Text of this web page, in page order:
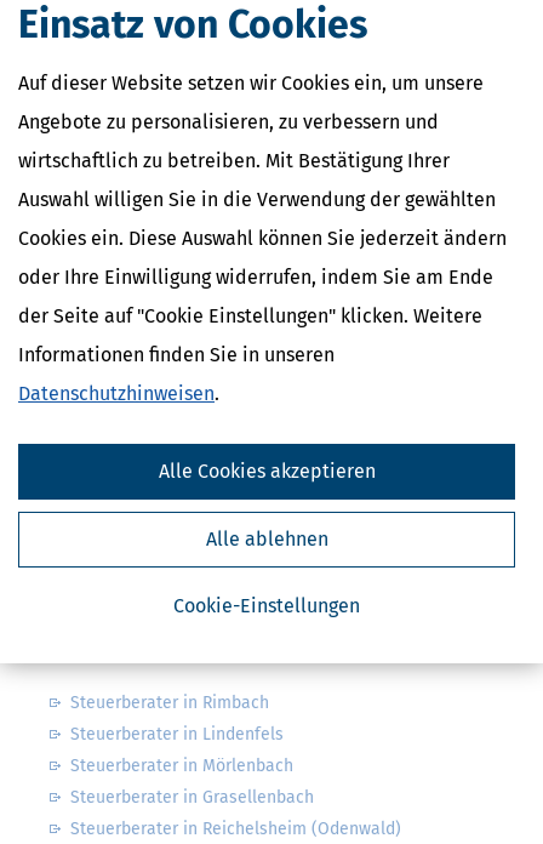
Einsatz von Cookies
Auf dieser Website setzen wir Cookies ein, um unsere
Angebote zu personalisieren, zu verbessern und
wirtschaftlich zu betreiben. Mit Bestätigung Ihrer
Auswahl willigen Sie in die Verwendung der gewählten
Cookies ein. Diese Auswahl können Sie jederzeit ändern
oder Ihre Einwilligung widerrufen, indem Sie am Ende
der Seite auf "Cookie Einstellungen" klicken. Weitere
Informationen finden Sie in unseren
Datenschutzhinweisen.
Cookie-Einstellungen
Alle ablehnen
Alle Cookies akzeptieren
Finanzamt Bensheim
Finanzamt Dieburg
Finanzamt Groß-Gerau
Finanzamtsuche
Finanzämter in Deutschland
Steuerberater in Rimbach
Steuerberater in Lindenfels
Steuerberater in Mörlenbach
Steuerberater in Grasellenbach
Steuerberater in Reichelsheim (Odenwald)